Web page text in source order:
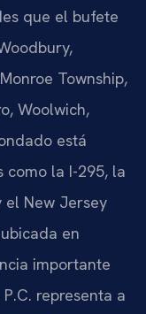
que el bufete
Township,
Woolwich,
está
como la I-295, la
el New Jersey
en
importante
representa a